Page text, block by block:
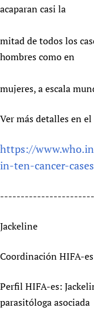
acaparan casi la
mitad de todos los
hombres como en
mujeres, a escala
Ver más detalles en
https://
in-ten-cancer-
Jackeline
Coordinación HIFA-es
Perfil HIFA-es:
parasitóloga asociada